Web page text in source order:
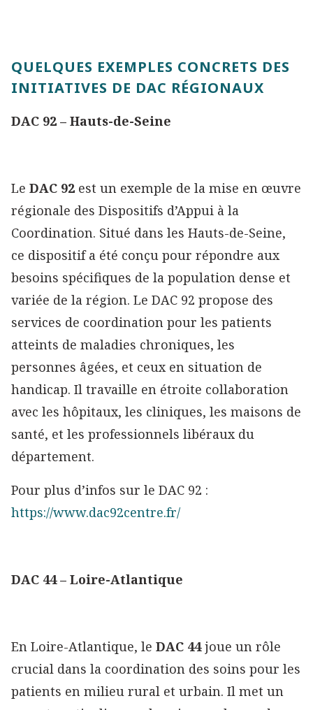
QUELQUES EXEMPLES CONCRETS DES
INITIATIVES DE DAC RÉGIONAUX
DAC 92 – Hauts-de-Seine
Le DAC 92 est un exemple de la mise en œuvre
régionale des Dispositifs d’Appui à la
Coordination. Situé dans les Hauts-de-Seine,
ce dispositif a été conçu pour répondre aux
besoins spécifiques de la population dense et
variée de la région. Le DAC 92 propose des
services de coordination pour les patients
atteints de maladies chroniques, les
personnes âgées, et ceux en situation de
handicap. Il travaille en étroite collaboration
avec les hôpitaux, les cliniques, les maisons de
santé, et les professionnels libéraux du
département.
Pour plus d’infos sur le DAC 92 :
https://www.dac92centre.fr/
DAC 44 – Loire-Atlantique
En Loire-Atlantique, le DAC 44joue un rôle
crucial dans la coordination des soins pour les
patients en milieu rural et urbain. Il met un